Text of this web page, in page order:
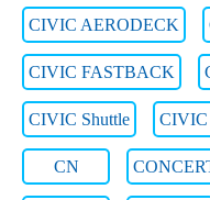
CIVIC AERODECK
CIVIC FASTBACK
CIVIC Shuttle CIVIC
CN